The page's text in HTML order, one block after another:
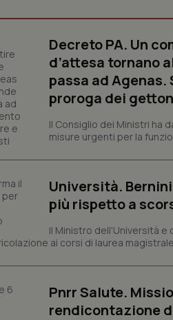
Decreto PA. Un
d’attesa tornano
passa ad
proroga dei
Il Consiglio dei Ministri ha
misure urgenti per la
Università.
più rispetto a
Il Ministro dell'Università e
ai corsi di laurea
Pnrr Salute.
rendicontazione
PHPSESSID
Nome
Nome
VISITOR_INFO1_LIVE
__Secure-YNID